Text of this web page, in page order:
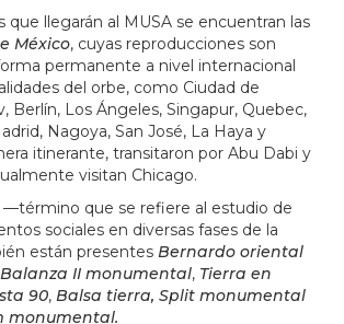
que llegarán al MUSA se encuentran las
México, cuyas reproducciones son
permanente a nivel internacional
del orbe, como Ciudad de
Berlín, Los Ángeles, Singapur, Quebec,
Nagoya, San José, La Haya y
itinerante, transitaron por Abu Dabi y
visitan Chicago.
—término que se refiere al estudio de
sociales en diversas fases de la
están presentes Bernardo oriental
Balanza II monumental, Tierra en
90, Balsa tierra, Split monumental
monumental.